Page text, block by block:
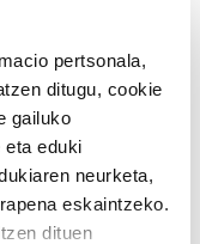
pertsonala,
ditugu, cookie
gailuko
eta eduki
neurketa,
eskaintzeko.
dituen